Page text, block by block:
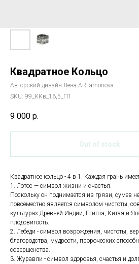
Квадратное Кольцо
Авторский дизайн Лена ARTamonova
SKU: 99_ККв_16,5_П1
9 000 р.
Out of stock
Квадратное кольцо - 4 в 1. Каждая грань
1. Лотос — символ жизни и счастья.
Поскольку он поднимается из грязи, сумев
повсеместно является символом чистоты,
культурах Древней Индии, Египта, Китая и
плодовитость.
2. Лебеди - символ возрождения, чистоты,
благородства, мудрости, пророческих
совершенства.
3. Журавли - символ здоровья, счастья и